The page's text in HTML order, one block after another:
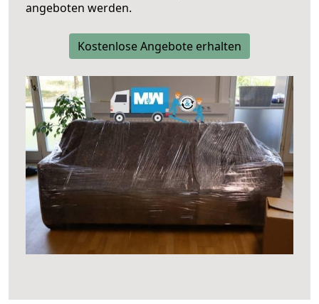
angeboten werden.
Kostenlose Angebote erhalten